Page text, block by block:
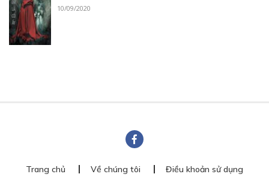
10/09/2020
Trang chủ Về chúng tôi Điều khoản sử dụng